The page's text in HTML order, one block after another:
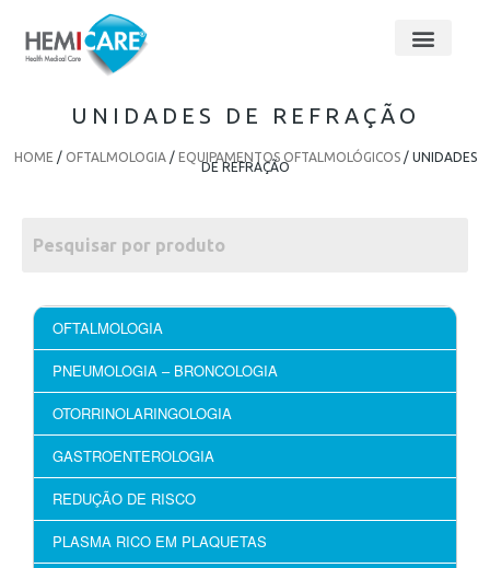
UNIDADES DE REFRAÇÃO
HOME / OFTALMOLOGIA / EQUIPAMENTOS OFTALMOLÓGICOS/ UNIDADES
DE REFRAÇÃO
OFTALMOLOGIA
PNEUMOLOGIA – BRONCOLOGIA
OTORRINOLARINGOLOGIA
GASTROENTEROLOGIA
REDUÇÃO DE RISCO
PLASMA RICO EM PLAQUETAS